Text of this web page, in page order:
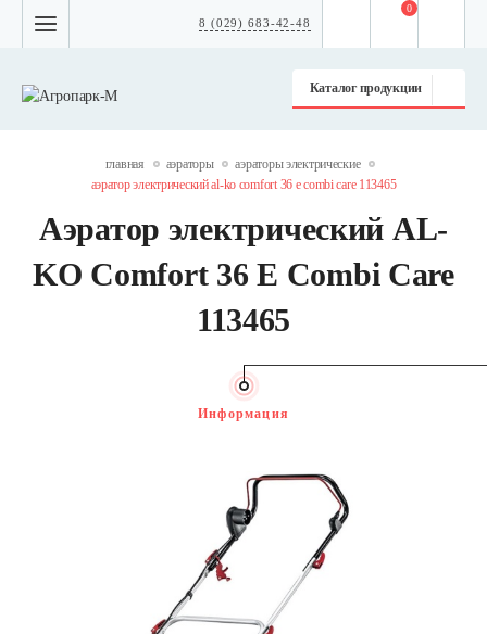
8 (029) 683-42-48
Каталог продукции
0
главная аэраторы
аэраторы электрические
аэратор электрический al-ko comfort 36 e combi care 113465
Аэратор электрический AL-
KO Comfort 36 E Combi Care
113465
Информация